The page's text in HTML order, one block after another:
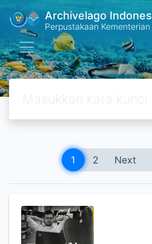
Archivelago
Perpustakaan
1 2 Next